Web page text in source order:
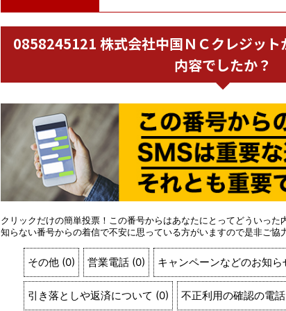
0858245121 株式会社中国ＮＣクレジット
内容でしたか？
クリックだけの簡単投票！この番号からはあなたにとってどういった
知らない番号からの着信で不安に思っている方がいますので是非ご協
その他 (0) 営業電話 (0) キャンペーンなどのお知ら
引き落としや返済について (0) 不正利用の確認の電話